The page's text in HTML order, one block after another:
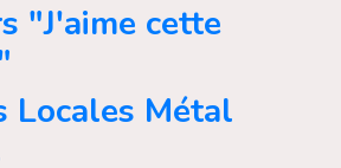
"J'aime cette
Locales Métal